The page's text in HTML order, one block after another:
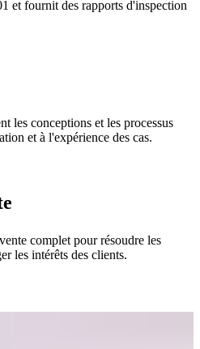
et fournit des rapports d'inspection
les conceptions et les processus
et à l'expérience des cas.
complet pour résoudre les
les intérêts des clients.